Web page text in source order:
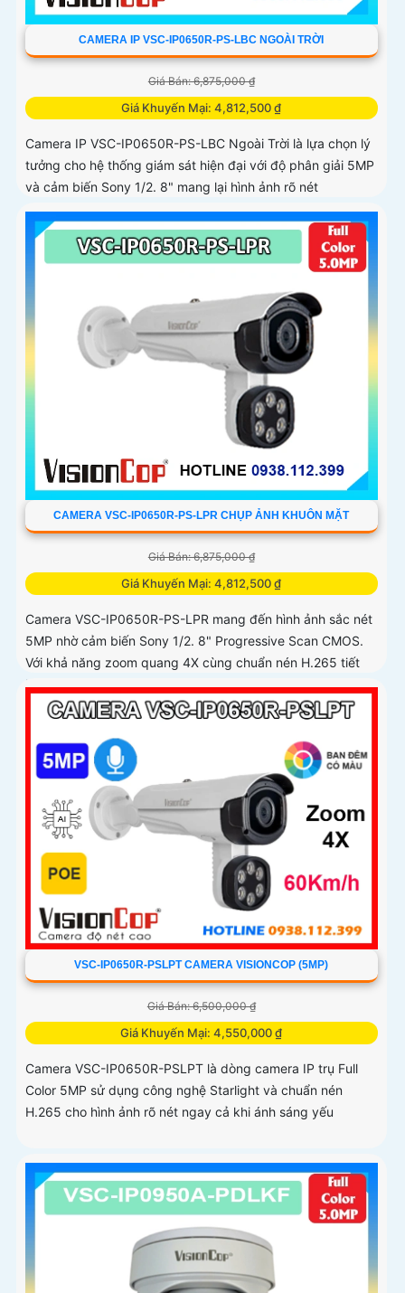
CAMERA IP VSC-IP0650R-PS-LBC NGOÀI TRỜI
Giá Bán: 6,875,000 ₫
Giá Khuyến Mại: 4,812,500 ₫
Camera IP VSC-IP0650R-PS-LBC Ngoài Trời là lựa chọn lý
tưởng cho hệ thống giám sát hiện đại với độ phân giải 5MP
và cảm biến Sony 1/2. 8" mang lại hình ảnh rõ nét
CAMERA VSC-IP0650R-PS-LPR CHỤP ẢNH KHUÔN MẶT
Giá Bán: 6,875,000 ₫
Giá Khuyến Mại: 4,812,500 ₫
Camera VSC-IP0650R-PS-LPR mang đến hình ảnh sắc nét
5MP nhờ cảm biến Sony 1/2. 8" Progressive Scan CMOS.
Với khả năng zoom quang 4X cùng chuẩn nén H.265 tiết
kiệm dung lượng...
VSC-IP0650R-PSLPT CAMERA VISIONCOP (5MP)
Giá Bán: 6,500,000 ₫
Giá Khuyến Mại: 4,550,000 ₫
Camera VSC-IP0650R-PSLPT là dòng camera IP trụ Full
Color 5MP sử dụng công nghệ Starlight và chuẩn nén
H.265 cho hình ảnh rõ nét ngay cả khi ánh sáng yếu